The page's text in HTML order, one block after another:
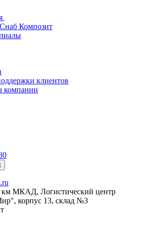
Композит
клиентов
компании
км МКАД, Логистический центр
корпус 13, склад №3